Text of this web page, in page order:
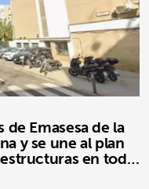
Emasesa de la
y se une al plan
en toda